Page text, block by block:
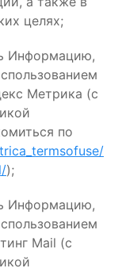
целях;
Информацию,
Метрика (с
по
);
Информацию,
Mail (с